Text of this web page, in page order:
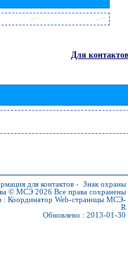
Для контактов
для контактов - Знак охраны
© МСЭ 2026 Все права сохранены
: Координатор Web-страницы МСЭ-
R
Обновлено : 2013-01-30